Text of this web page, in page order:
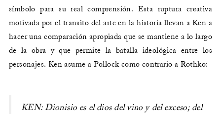
símbolo para su real comprensión. Esta ruptura creativa
motivada por el transito del arte en la historia llevan a Ken a
hacer una comparación apropiada que se mantiene a lo largo
de la obra y que permite la batalla ideológica entre los
personajes. Ken asume a Pollock como contrario a Rothko:
KEN: Dionisio es el dios del vino y del exceso; del